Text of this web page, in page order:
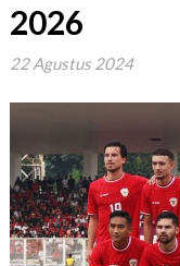
2026
22 Agustus 2024